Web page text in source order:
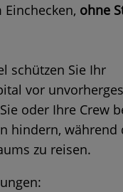
ohne
schützen Sie Ihr
vor
oder Ihre Crew
hindern, während
zu reisen.